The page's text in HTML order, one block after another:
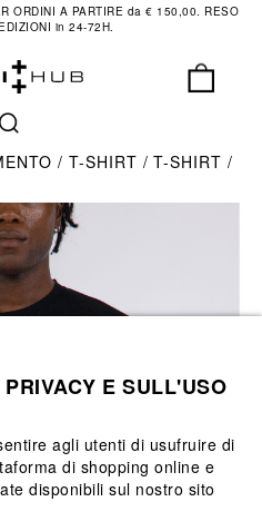
ORDINI A PARTIRE da € 150,00. RESO
in 24-72H.
T-SHIRT T-SHIRT
E SULL'USO
agli utenti di usufruire di
di shopping online e
disponibili sul nostro sito